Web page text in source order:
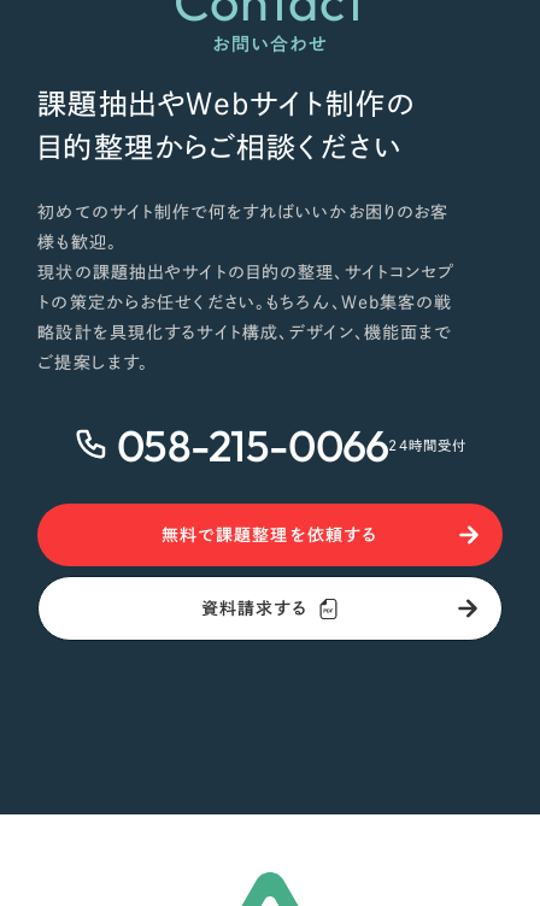
お問い合わせ
課題抽出やWebサイト制作の
目的整理からご相談ください
初めてのサイト制作で何をすればいいかお困りのお客
様も歓迎。
現状の課題抽出やサイトの目的の整理、サイトコンセプ
トの策定からお任せください。もちろん、Web集客の戦
略設計を具現化するサイト構成、デザイン、機能面まで
ご提案します。
058-215-006624時間受付
無料で課題整理を依頼する
資料請求する